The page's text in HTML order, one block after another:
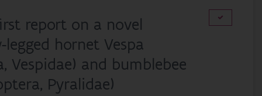
report on a novel
hornet Vespa
Vespidae) and bumblebee
Pyralidae)